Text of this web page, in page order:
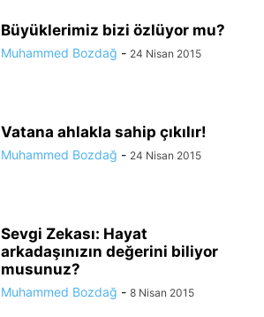
Büyüklerimiz bizi özlüyor mu?
Muhammed Bozdağ - 24 Nisan 2015
Vatana ahlakla sahip çıkılır!
Muhammed Bozdağ - 24 Nisan 2015
Sevgi Zekası: Hayat
arkadaşınızın değerini biliyor
musunuz?
Muhammed Bozdağ - 8 Nisan 2015